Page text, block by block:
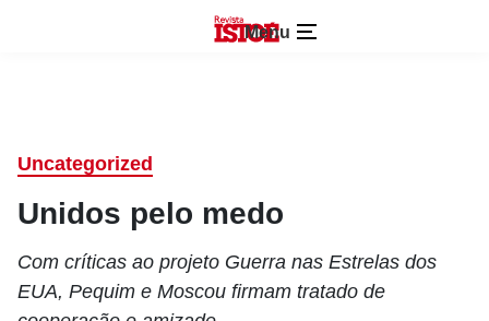
Menu
Uncategorized
Unidos pelo medo
Com críticas ao projeto Guerra nas Estrelas dos
EUA, Pequim e Moscou firmam tratado de